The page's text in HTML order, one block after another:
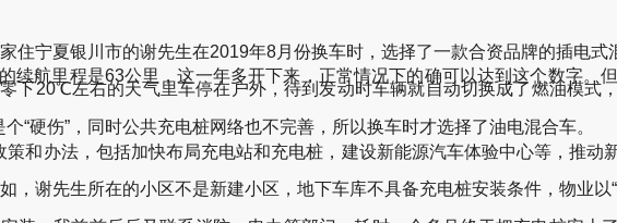
宁夏银川市的谢先生在2019年8月份换车时，选择了一款合资品牌的插电式
航里程是63公里，这一年多开下来，正常情况下的确可以达到这个数字。
下20℃左右的天气里车停在户外，待到发动时车辆就自动切换成了燃油模式
伤”，同时公共充电桩网络也不完善，所以换车时才选择了油电混合车。
办法，包括加快布局充电站和充电桩，建设新能源汽车体验中心等，推动
谢先生所在的小区不是新建小区，地下车库不具备充电桩安装条件，物业以